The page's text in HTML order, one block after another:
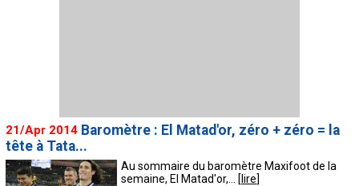
21/Apr 2014 Baromètre : El Matad'or, zéro + zéro = la
tête à Tata...
Au sommaire du baromètre Maxifoot de la
semaine, El Matad'or,... [ lire]